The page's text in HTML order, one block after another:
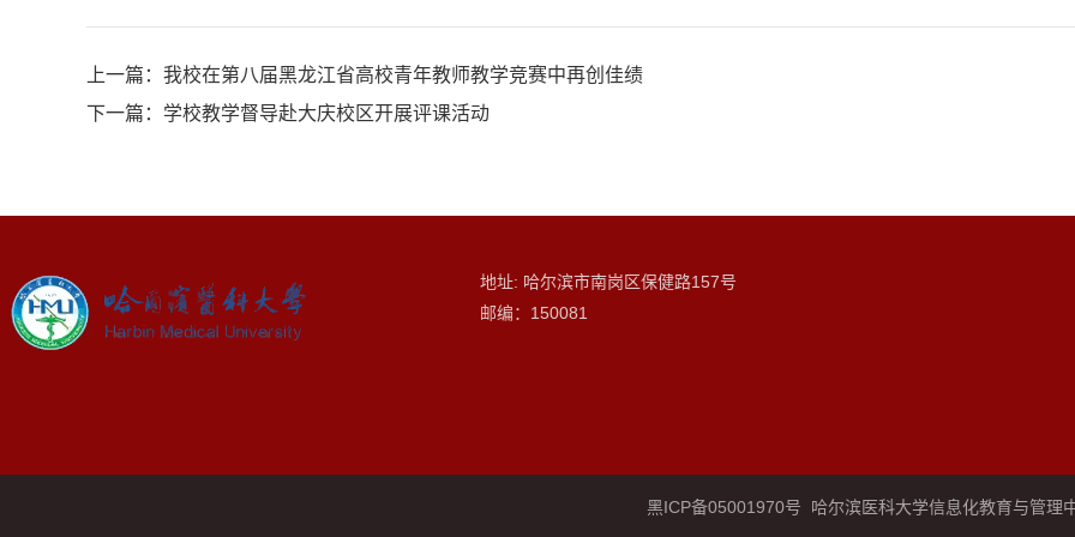
上一篇： 我校在第八届黑龙江省高校青年教师教学竞赛中再创佳绩
下一篇： 学校教学督导赴大庆校区开展评课活动
地址: 哈尔滨市南岗区保健路157号
邮编：150081
黑ICP备05001970号 哈尔滨医科大学信息化教育与管理